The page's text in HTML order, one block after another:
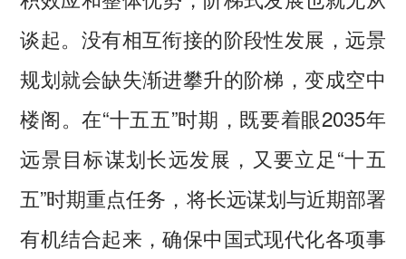
谈起。没有相互衔接的阶段性发展，远景
规划就会缺失渐进攀升的阶梯，变成空中
楼阁。在“十五五”时期，既要着眼2035年
远景目标谋划长远发展，又要立足“十五
五”时期重点任务，将长远谋划与近期部署
有机结合起来，确保中国式现代化各项事